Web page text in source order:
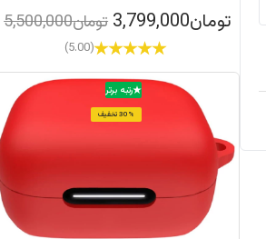
تومان3,799,000 تومان5,500,000
(5.00)
رتبه برتر
30% تخفیف